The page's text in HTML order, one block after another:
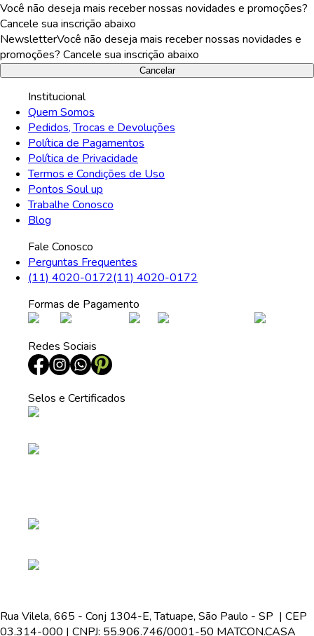
Você não deseja mais receber nossas novidades e promoções?
Cancele sua inscrição abaixo
NewsletterVocê não deseja mais receber nossas novidades e
promoções? Cancele sua inscrição abaixo
Cancelar
Institucional
Quem Somos
Pedidos, Trocas e Devoluções
Política de Pagamentos
Política de Privacidade
Termos e Condições de Uso
Pontos Soul up
Trabalhe Conosco
Blog
Fale Conosco
Perguntas Frequentes
(11) 4020-0172(11) 4020-0172
Formas de Pagamento
Redes Sociais
Selos e Certificados
Rua Vilela, 665 - Conj 1304-E, Tatuape, São Paulo - SP | CEP
03.314-000 | CNPJ: 55.906.746/0001-50 MATCON.CASA